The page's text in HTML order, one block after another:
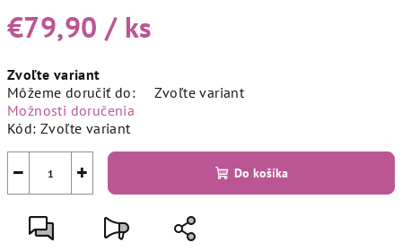
€79,90 / ks
cena:
Zvoľte variant
Môžeme doručiť do:
Zvoľte variant
Možnosti doručenia
Kód: Zvoľte variant
+
− Do košíka